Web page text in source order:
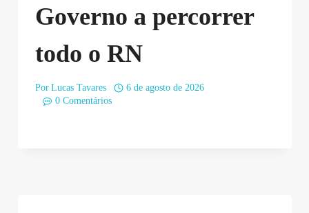
Governo a percorrer
todo o RN
Por Lucas Tavares
6 de agosto de 2026
0 Comentários